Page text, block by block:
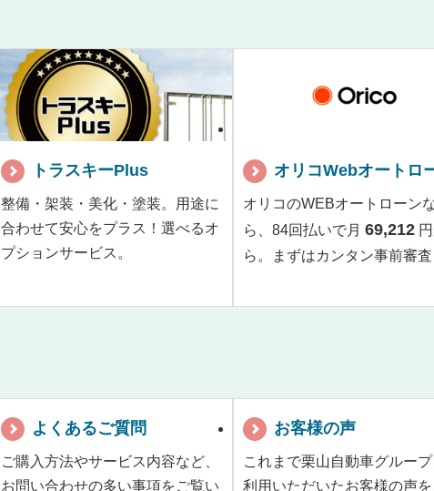
トラスキーPlus
整備・架装・美化・塗装。用途に
合わせて安心をプラス！選べるオ
プションサービス。
オリコWebオートロ
オリコのWEBオートローン
ら、84回払いで月69,212
ら。まずはカンタン事前審
よくあるご質問
ご購入方法やサービス内容など、
お問い合わせの多い事項をご覧い
お客様の声
これまで栗山自動車グルー
利用いただいたお客様の声